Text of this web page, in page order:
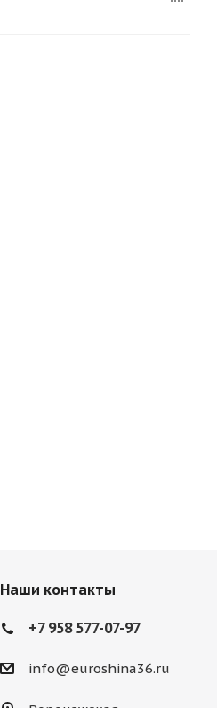
Наши контакты
+7 958 577-07-97
info@euroshina36.ru